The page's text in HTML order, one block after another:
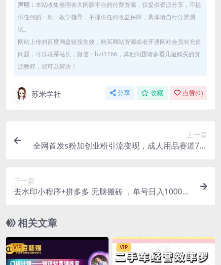
声明： 本站收集整理各大网赚平台的付费资源，仅提供资源分享，不提
供任何的一对一教学指导，不提供任何收益保障，具体请自行分辨测
试。
网站上传的百度网盘链接失效，购买网站资源或者开通网站会员有充值
问题，可以联系站长，微信：bzt1166，其他问题请多看几遍购买的资
源教程，就可以解决！
苏米学社 分享 收藏 点赞(0)
上一篇
全网首发s粉加创业粉引流变现，成人用品赛道7天
下一篇
去水印小程序+拼多多 无脑搬砖 ，单号日入1000+
相关文章
VIP VIP